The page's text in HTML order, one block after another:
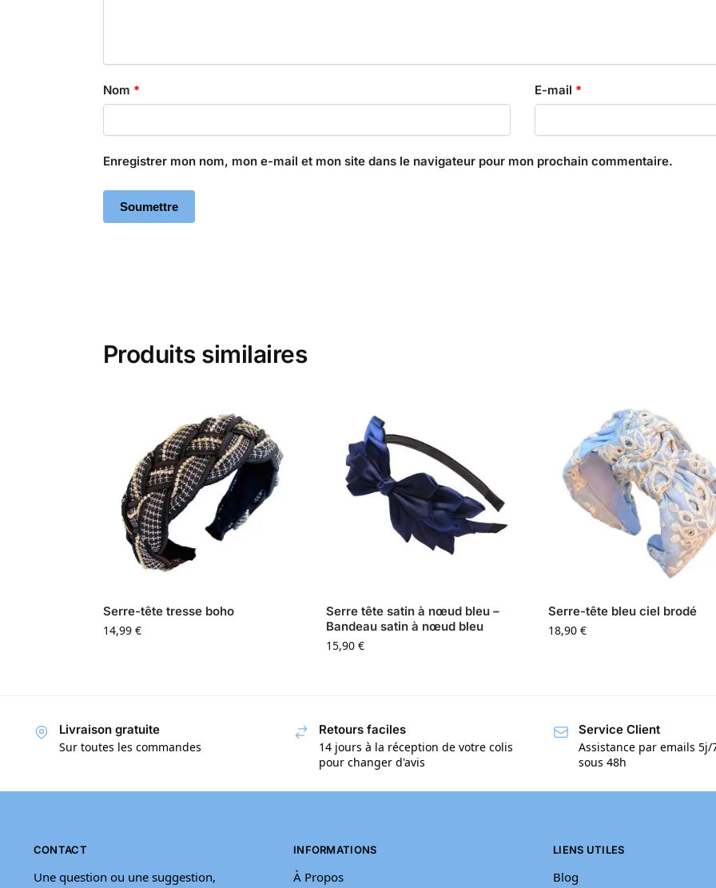
Nom * E-mail *
Enregistrer mon nom, mon e-mail et mon site dans le navigateur pour mon prochain commentaire.
Produits similaires
Serre-tête tresse boho
14,99 €
Serre tête satin à nœud bleu –
Bandeau satin à nœud bleu
15,90 €
Serre-tête bleu ciel brodé
18,90€
Livraison gratuite
Sur toutes les commandes
Retours faciles
14 jours à la réception de votre colis
pour changer d'avis
Service Client
Assistance par emails 5j/
sous 48h
CONTACT
Une question ou une suggestion,
INFORMATIONS
À Propos
LIENS UTILES
Blog